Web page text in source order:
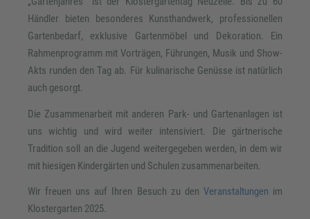
Händler bieten besonderes Kunsthandwerk, professionellen
Gartenbedarf, exklusive Gartenmöbel und Dekoration. Ein
Rahmenprogramm mit Vorträgen, Führungen, Musik und Show-
Akts runden den Tag ab. Für kulinarische Genüsse ist natürlich
auch gesorgt.
Die Zusammenarbeit mit anderen Park- und Gartenanlagen ist
uns wichtig und wird weiter intensiviert. Die gärtnerische
Tradition soll an die Jugend weitergegeben werden, in dem wir
mit hiesigen Kindergärten und Schulen zusammenarbeiten.
Wir freuen uns auf Ihren Besuch zu den Veranstaltungen im
Klostergarten 2025.